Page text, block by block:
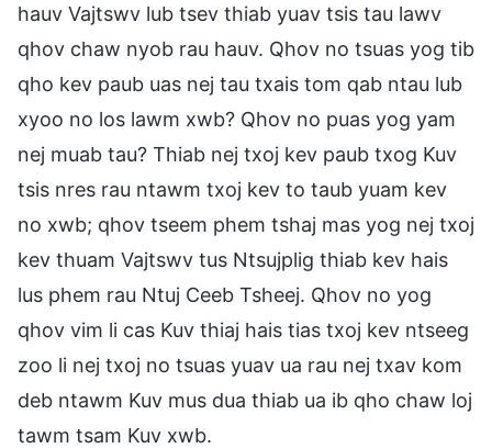
hauv Vajtswv lub tsev thiab yuav tsis tau lawv
qhov chaw nyob rau hauv. Qhov no tsuas yog tib
qho kev paub uas nej tau txais tom qab ntau lub
xyoo no los lawm xwb? Qhov no puas yog yam
nej muab tau? Thiab nej txoj kev paub txog Kuv
tsis nres rau ntawm txoj kev to taub yuam kev
no xwb; qhov tseem phem tshaj mas yog nej txoj
kev thuam Vajtswv tus Ntsujplig thiab kev hais
lus phem rau Ntuj Ceeb Tsheej. Qhov no yog
qhov vim li cas Kuv thiaj hais tias txoj kev ntseeg
zoo li nej txoj no tsuas yuav ua rau nej txav kom
deb ntawm Kuv mus dua thiab ua ib qho chaw loj
tawm tsam Kuv xwb.